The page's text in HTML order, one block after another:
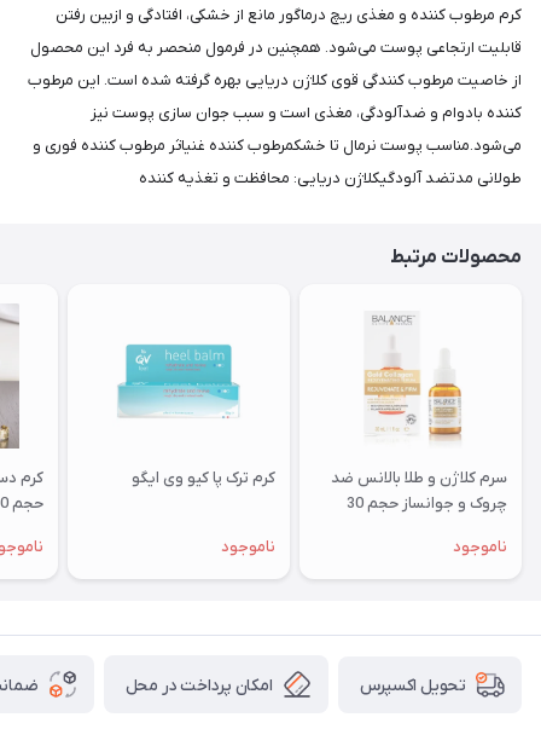
کرم مرطوب کننده و مغذی ریچ درماگور مانع از خشکی، افتادگی و ازبین رفتن
قابلیت ارتجاعی پوست می‌شود. همچنین در فرمول منحصر به فرد این محصول
از خاصیت مرطوب کنندگی قوی کلاژن دریایی بهره گرفته شده است. این مرطوب
کننده بادوام و ضدآلودگی، مغذی است و سبب جوان سازی پوست نیز
می‌شود.مناسب پوست نرمال تا خشکمرطوب کننده غنیاثر مرطوب کننده فوری و
طولانی مدتضد آلودگیکلاژن دریایی: محافظت و تغذیه کننده
محصولات مرتبط
سرم کلاژن و طلا بالانس ضد
چروک و جوانساز حجم 30
ناموجود
کرم ترک پا کیو وی ایگو
ناموجود
حجم 50 میلی لیتر
تحویل اکسپرس امکان پرداخت در محل